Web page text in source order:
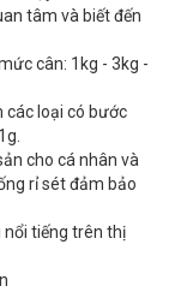
tâm và biết đến
cân: 1kg - 3kg -
các loại có bước
cho cá nhân và
rỉ sét đảm bảo
nổi tiếng trên thị